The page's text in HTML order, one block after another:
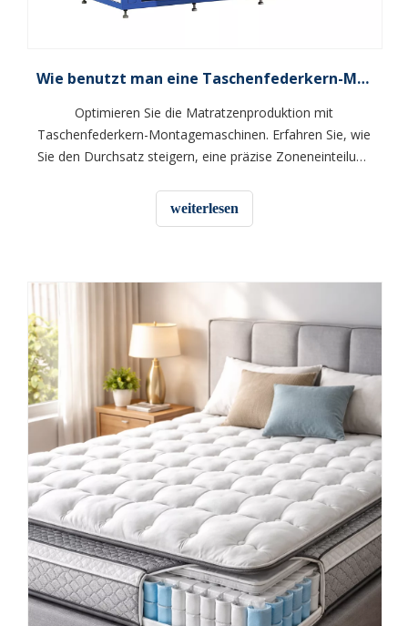
Wie benutzt man eine Taschenfederkern-Montagemaschine für Matratzen?
Optimieren Sie die Matratzenproduktion mit
Taschenfederkern-Montagemaschinen. Erfahren Sie, wie
Sie den Durchsatz steigern, eine präzise Zoneneinteilung
weiterlesen